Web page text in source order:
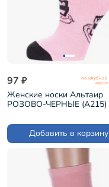
97 ₽ по клубной
карте
Женские носки Альтаир
РОЗОВО-ЧЕРНЫЕ (А215)
Добавить в корзину